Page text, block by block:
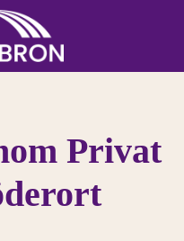
Privat